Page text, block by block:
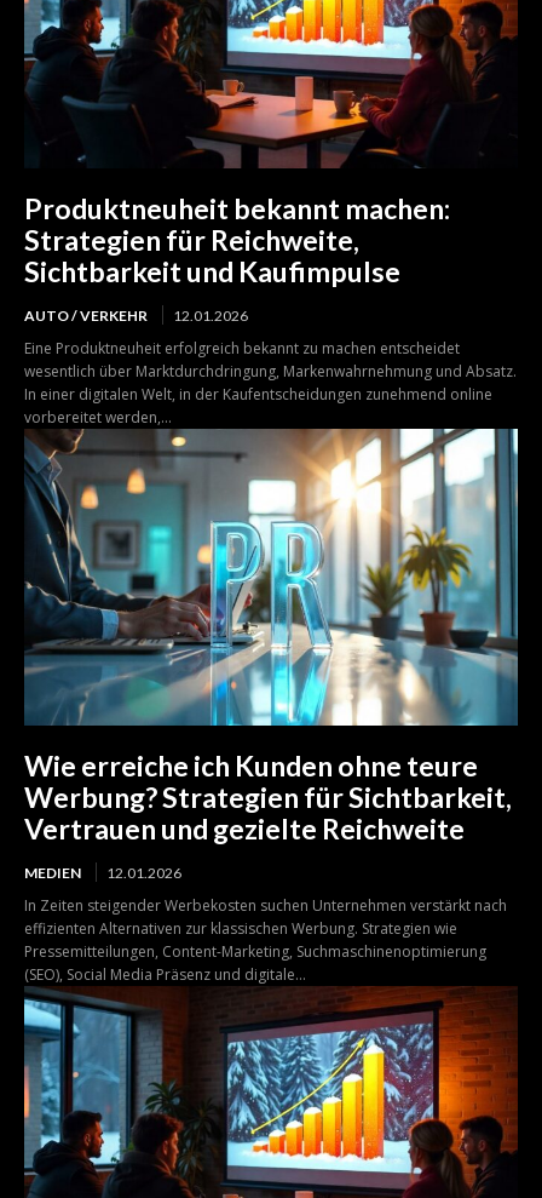
Produktneuheit bekannt machen:
Strategien für Reichweite,
Sichtbarkeit und Kaufimpulse
AUTO / VERKEHR 12.01.2026
Eine Produktneuheit erfolgreich bekannt zu machen entscheidet
wesentlich über Marktdurchdringung, Markenwahrnehmung und Absatz.
In einer digitalen Welt, in der Kaufentscheidungen zunehmend online
vorbereitet werden,...
Wie erreiche ich Kunden ohne teure
Werbung? Strategien für Sichtbarkeit,
Vertrauen und gezielte Reichweite
MEDIEN 12.01.2026
In Zeiten steigender Werbekosten suchen Unternehmen verstärkt nach
effizienten Alternativen zur klassischen Werbung. Strategien wie
Pressemitteilungen, Content-Marketing, Suchmaschinenoptimierung
(SEO), Social Media Präsenz und digitale...